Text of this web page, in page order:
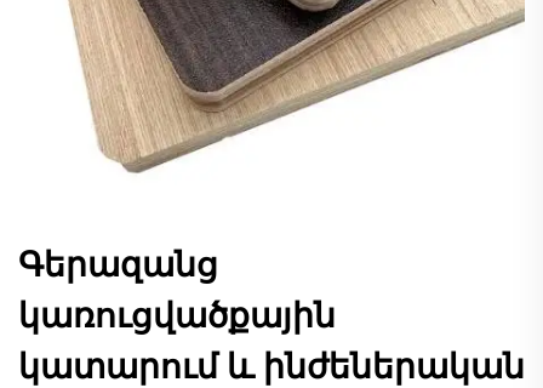
Գերազանց
կառուցվածքային
կատարում և ինժեներական